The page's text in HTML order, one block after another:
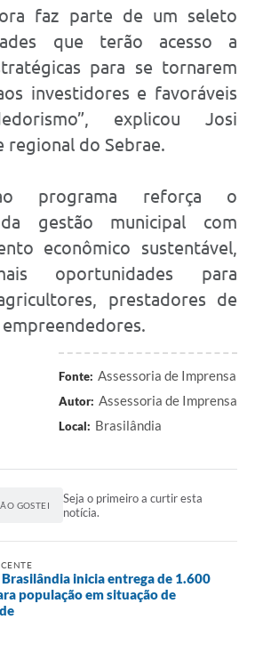
faz parte de um seleto
que terão acesso a
para se tornarem
investidores e favoráveis
explicou Josi
regional do Sebrae.
programa reforça o
gestão municipal com
econômico sustentável,
oportunidades para
prestadores de
Fonte: Assessoria de Imprensa
Autor: Assessoria de Imprensa
Local: Brasilândia
GOSTEI
Seja o primeiro a curtir esta
notícia.
inicia entrega de 1.600
população em situação de